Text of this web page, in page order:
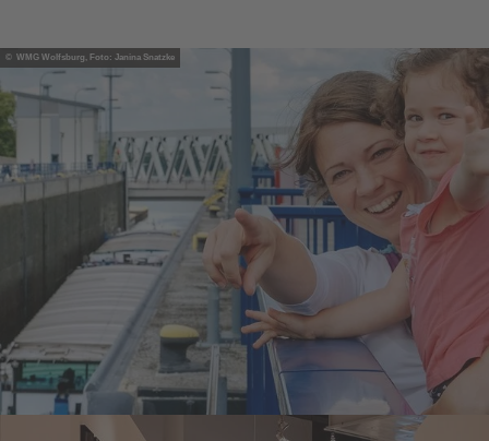
© WMG Wolfsburg, Foto: Janina Snatzke